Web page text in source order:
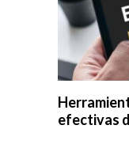
efectivas